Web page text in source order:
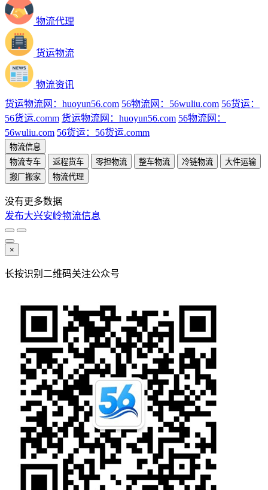
物流代理
货运物流
物流资讯
货运物流网：huoyun56.com 56物流网：56wuliu.com 56货运：
56货运.comm 货运物流网：huoyun56.com 56物流网：
56wuliu.com 56货运：56货运.comm
物流信息
物流专车
返程货车 零担物流 整车物流 冷链物流
大件运输
搬厂搬家
物流代理
没有更多数据
发布大兴安岭物流信息
×
长按识别二维码关注公众号